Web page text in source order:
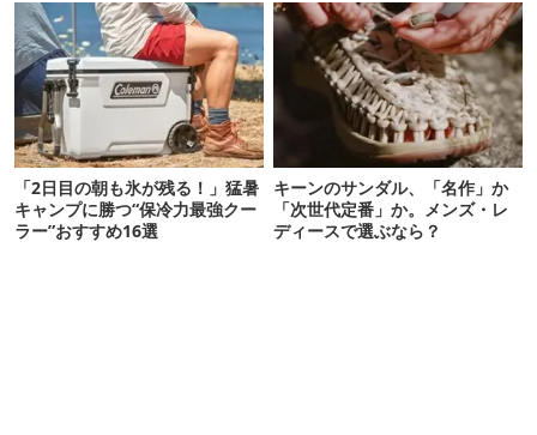
「2日目の朝も氷が残る！」猛暑
キャンプに勝つ“保冷力最強クー
ラー”おすすめ16選
キーンのサンダル、「名作」か
「次世代定番」か。メンズ・レ
ディースで選ぶなら？